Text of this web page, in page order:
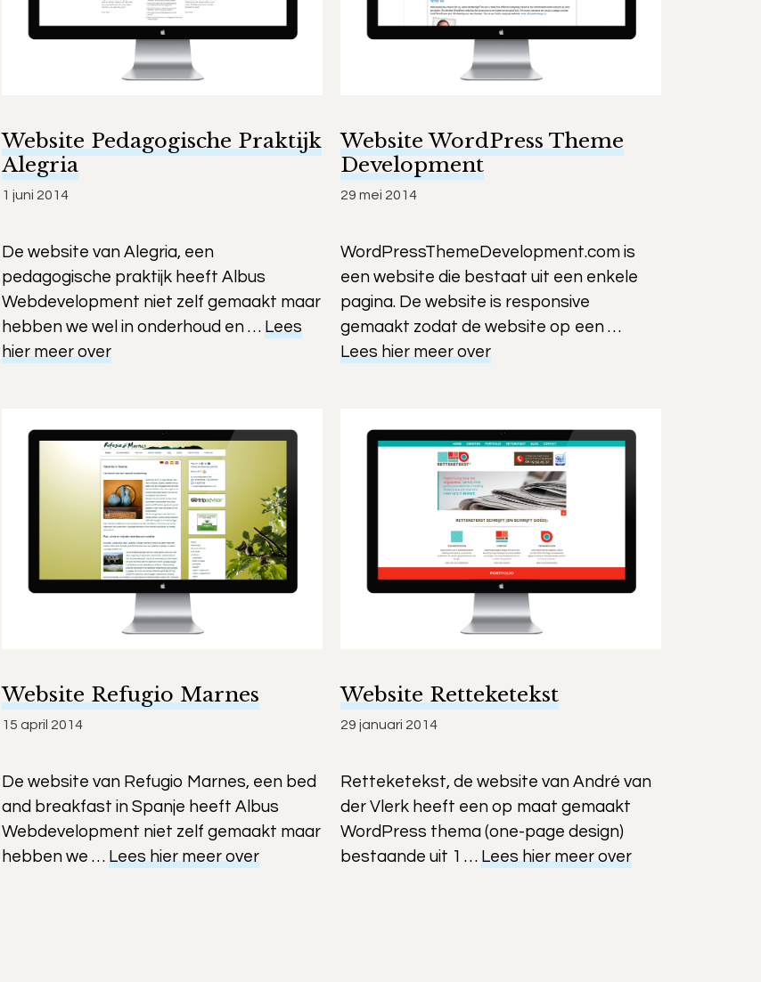
Website Pedagogische Praktijk
Alegria
1 juni 2014
De website van Alegria, een
pedagogische praktijk heeft Albus
Webdevelopment niet zelf gemaakt maar
hebben we wel in onderhoud en … Lees
hier meer over
Website WordPress Theme
Development
29 mei 2014
WordPressThemeDevelopment.com is
een website die bestaat uit een enkele
pagina. De website is responsive
gemaakt zodat de website op een …
Lees hier meer over
Website Refugio Marnes
15 april 2014
De website van Refugio Marnes, een bed
and breakfast in Spanje heeft Albus
Webdevelopment niet zelf gemaakt maar
hebben we … Lees hier meer over
Website Retteketekst
29 januari 2014
Retteketekst, de website van André van
der Vlerk heeft een op maat gemaakt
WordPress thema (one-page design)
bestaande uit 1 … Lees hier meer over